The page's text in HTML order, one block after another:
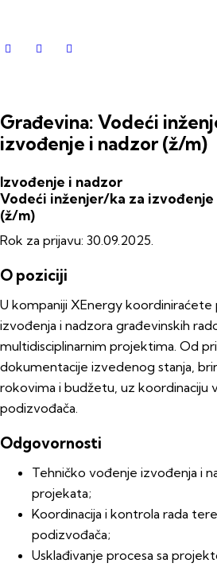
Građevina: Vodeći
izvođenje i nadzor (ž/m)
Izvođenje i nadzor
Vodeći inženjer/ka za
(ž/m)
Rok za prijavu: 30.09.2025.
O poziciji
U kompaniji XEnergy
izvođenja i nadzora građevinskih
multidisciplinarnim projektima. Od
dokumentacije izvedenog stanja,
rokovima i budžetu, uz koordinaciju
podizvođača.
Odgovornosti
Tehničko vođenje izvođenja i
projekata;
Koordinacija i kontrola rada
podizvođača;
Usklađivanje procesa sa